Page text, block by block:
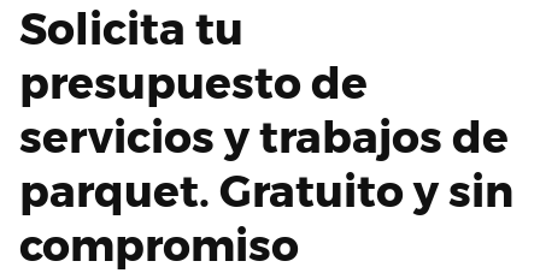
Solicita tu
presupuesto de
servicios y trabajos de
parquet. Gratuito y sin
compromiso